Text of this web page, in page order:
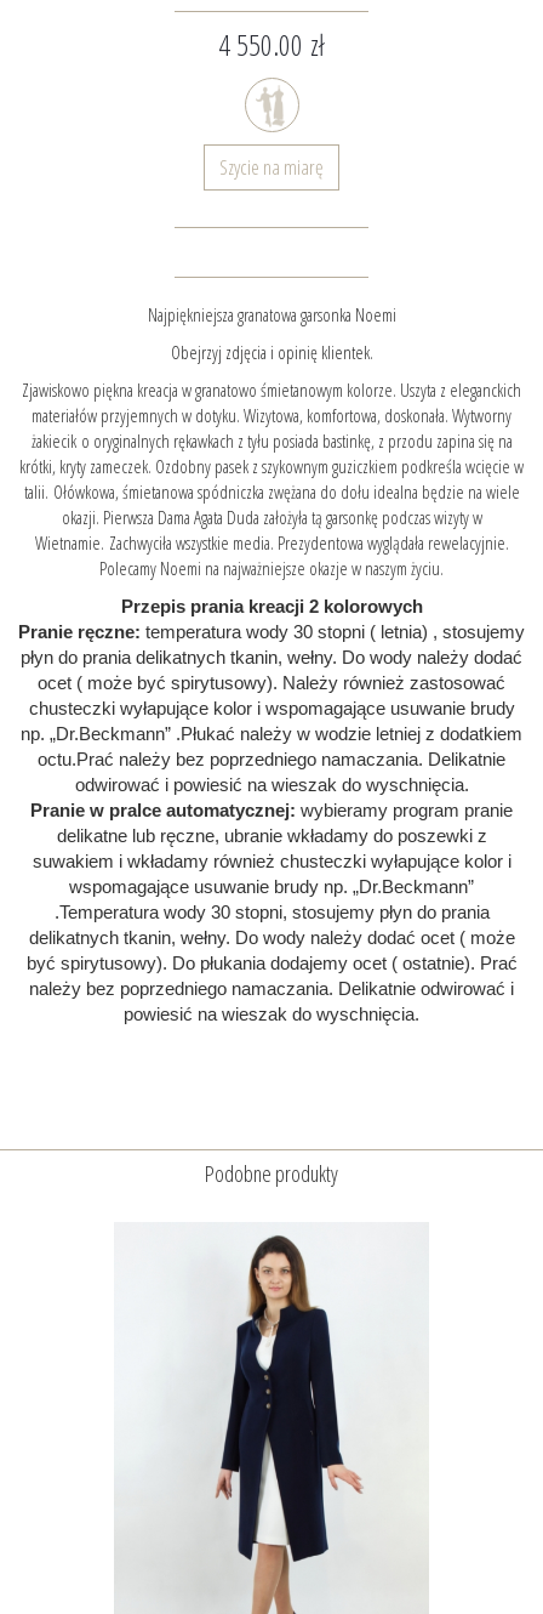
4 550.00 zł
Szycie na miarę
Najpiękniejsza granatowa garsonka Noemi
Obejrzyj zdjęcia i opinię klientek.
Zjawiskowo piękna kreacja w granatowo śmietanowym kolorze. Uszyta z eleganckich
materiałów przyjemnych w dotyku. Wizytowa, komfortowa, doskonała. Wytworny
żakiecik o oryginalnych rękawkach z tyłu posiada bastinkę, z przodu zapina się na
krótki, kryty zameczek. Ozdobny pasek z szykownym guziczkiem podkreśla wcięcie w
talii. Ołówkowa, śmietanowa spódniczka zwężana do dołu idealna będzie na wiele
okazji. Pierwsza Dama Agata Duda założyła tą garsonkę podczas wizyty w
Wietnamie. Zachwyciła wszystkie media. Prezydentowa wyglądała rewelacyjnie.
Polecamy Noemi na najważniejsze okazje w naszym życiu.
Przepis prania kreacji 2 kolorowych
Pranie ręczne: temperatura wody 30 stopni ( letnia) , stosujemy
płyn do prania delikatnych tkanin, wełny. Do wody należy dodać
ocet ( może być spirytusowy). Należy również zastosować
chusteczki wyłapujące kolor i wspomagające usuwanie brudy
np. „Dr.Beckmann” .Płukać należy w wodzie letniej z dodatkiem
octu.Prać należy bez poprzedniego namaczania. Delikatnie
odwirować i powiesić na wieszak do wyschnięcia.
Pranie w pralce automatycznej: wybieramy program pranie
delikatne lub ręczne, ubranie wkładamy do poszewki z
suwakiem i wkładamy również chusteczki wyłapujące kolor i
wspomagające usuwanie brudy np. „Dr.Beckmann”
.Temperatura wody 30 stopni, stosujemy płyn do prania
delikatnych tkanin, wełny. Do wody należy dodać ocet ( może
być spirytusowy). Do płukania dodajemy ocet ( ostatnie). Prać
należy bez poprzedniego namaczania. Delikatnie odwirować i
powiesić na wieszak do wyschnięcia.
Podobne produkty